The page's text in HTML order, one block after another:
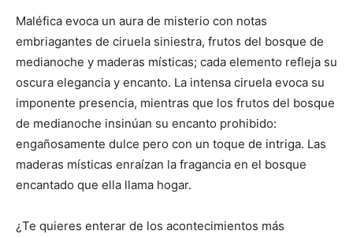
Maléfica evoca un aura de misterio con notas
embriagantes de ciruela siniestra, frutos del bosque de
medianoche y maderas místicas; cada elemento refleja su
oscura elegancia y encanto. La intensa ciruela evoca su
imponente presencia, mientras que los frutos del bosque
de medianoche insinúan su encanto prohibido:
engañosamente dulce pero con un toque de intriga. Las
maderas místicas enraízan la fragancia en el bosque
encantado que ella llama hogar.
¿Te quieres enterar de los acontecimientos más